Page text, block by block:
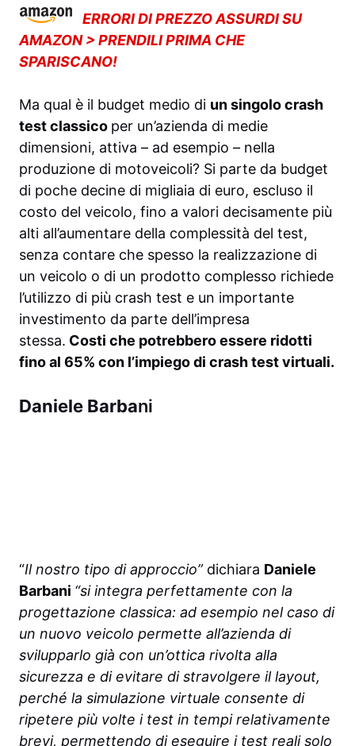
ERRORI DI PREZZO ASSURDI SU
AMAZON > PRENDILI PRIMA CHE
SPARISCANO!
Ma qual è il budget medio di un singolo crash
test classico per un’azienda di medie
dimensioni, attiva – ad esempio – nella
produzione di motoveicoli? Si parte da budget
di poche decine di migliaia di euro, escluso il
costo del veicolo, fino a valori decisamente più
alti all’aumentare della complessità del test,
senza contare che spesso la realizzazione di
un veicolo o di un prodotto complesso richiede
l’utilizzo di più crash test e un importante
investimento da parte dell’impresa
stessa. Costi che potrebbero essere ridotti
fino al 65% con l’impiego di crash test virtuali.
Daniele Barbani
“Il nostro tipo di approccio” dichiara Daniele
Barbani “si integra perfettamente con la
progettazione classica: ad esempio nel caso di
un nuovo veicolo permette all’azienda di
svilupparlo già con un’ottica rivolta alla
sicurezza e di evitare di stravolgere il layout,
perché la simulazione virtuale consente di
ripetere più volte i test in tempi relativamente
brevi, permettendo di eseguire i test reali solo